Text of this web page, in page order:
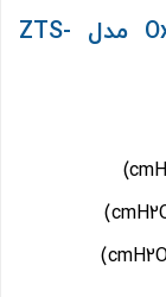
ویژگی های بای پپ Oxygen Plus مدل ZTS-